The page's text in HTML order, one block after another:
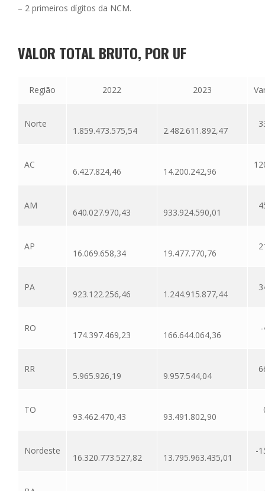
– 2 primeiros dígitos da NCM.
VALOR TOTAL BRUTO, POR UF
Região 2022 2023
Norte
1.859.473.575,54 2.482.611.892,47
AC
6.427.824,46 14.200.242,96
AM
640.027.970,43 933.924.590,01
AP
16.069.658,34 19.477.770,76
PA
923.122.256,46 1.244.915.877,44
RO
174.397.469,23 166.644.064,36
RR
5.965.926,19 9.957.544,04
TO
93.462.470,43 93.491.802,90
Nordeste
16.320.773.527,82 13.795.963.435,01
-